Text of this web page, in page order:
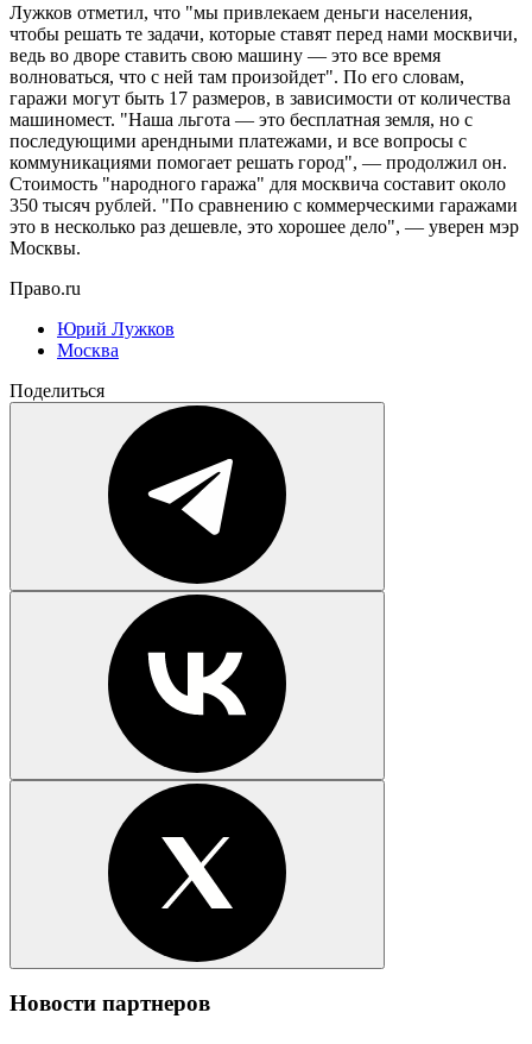
Лужков отметил, что "мы привлекаем деньги населения,
чтобы решать те задачи, которые ставят перед нами москвичи,
ведь во дворе ставить свою машину — это все время
волноваться, что с ней там произойдет". По его словам,
гаражи могут быть 17 размеров, в зависимости от количества
машиномест. "Наша льгота — это бесплатная земля, но с
последующими арендными платежами, и все вопросы с
коммуникациями помогает решать город", — продолжил он.
Стоимость "народного гаража" для москвича составит около
350 тысяч рублей. "По сравнению с коммерческими гаражами
это в несколько раз дешевле, это хорошее дело", — уверен мэр
Москвы.
Право.ru
Юрий Лужков
Москва
Поделиться
Новости партнеров